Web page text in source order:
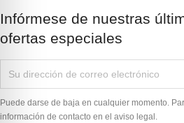
Infórmese de nuestras
ofertas especiales
Puede darse de baja en cualquier momento.
información de contacto en el aviso legal.